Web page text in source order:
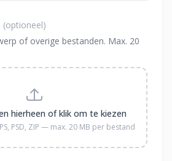
(optioneel)
of overige bestanden. Max. 20
hierheen of klik om te kiezen
PSD, ZIP — max. 20 MB per bestand